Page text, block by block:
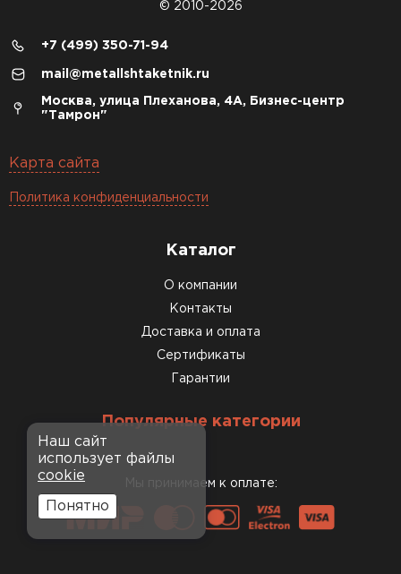
© 2010-2026
+7 (499) 350-71-94
mail@metallshtaketnik.ru
Москва, улица Плеханова, 4А, Бизнес-центр
"Тамрон"
Карта сайта
Политика конфиденциальности
Каталог
О компании
Контакты
Доставка и оплата
Сертификаты
Гарантии
Популярные категории
Мы принимаем к оплате:
Наш сайт
использует файлы
cookie
Понятно